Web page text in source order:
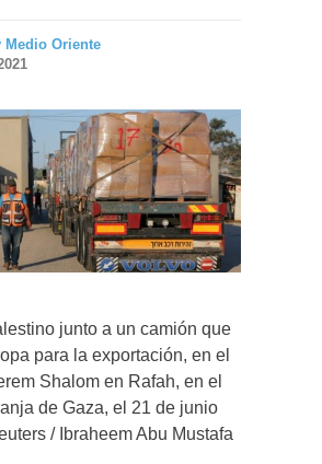
Medio Oriente
junto a un camión que
para la exportación, en el
Shalom en Rafah, en el
de Gaza, el 21 de junio
/ Ibraheem Abu Mustafa